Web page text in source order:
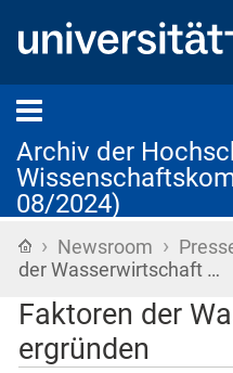
Archiv der
08/2024)
Startseite
› Newsroom ›
der Wasserwirtschaft …
Faktoren der
ergründen